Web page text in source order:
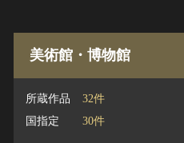
美術館・博物館
所蔵作品
32件
国指定
30件